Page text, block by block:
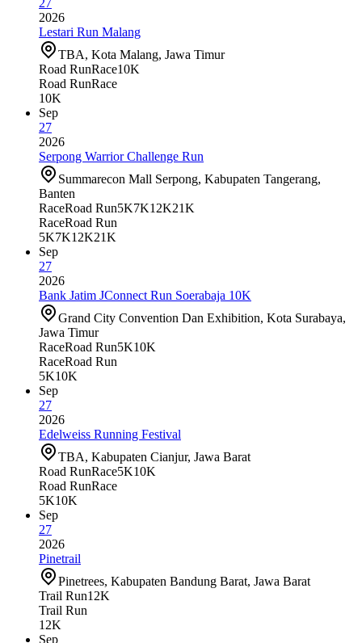
2026
Lestari Run Malang
TBA, Kota Malang, Jawa Timur
Road RunRace10K
Road RunRace
10K
Sep
27
2026
Serpong Warrior Challenge Run
Summarecon Mall Serpong, Kabupaten Tangerang,
Banten
RaceRoad Run5K7K12K21K
RaceRoad Run
5K7K12K21K
Sep
27
2026
Bank Jatim JConnect Run Soerabaja 10K
Grand City Convention Dan Exhibition, Kota Surabaya,
Jawa Timur
RaceRoad Run5K10K
RaceRoad Run
5K10K
Sep
27
2026
Edelweiss Running Festival
TBA, Kabupaten Cianjur, Jawa Barat
Road RunRace5K10K
Road RunRace
5K10K
Sep
27
2026
Pinetrail
Pinetrees, Kabupaten Bandung Barat, Jawa Barat
Trail Run12K
Trail Run
12K
Sep